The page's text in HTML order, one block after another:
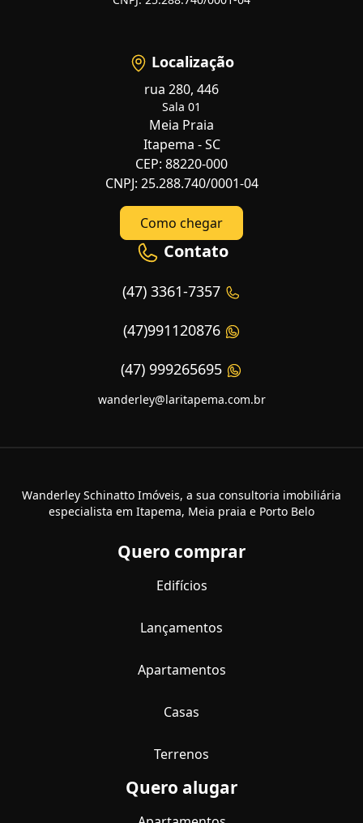
Localização
rua 280, 446
Sala 01
Meia Praia
Itapema - SC
CEP: 88220-000
CNPJ: 25.288.740/0001-04
Como chegar
Contato
(47) 3361-7357
(47)991120876
(47) 999265695
wanderley@laritapema.com.br
Wanderley Schinatto Imóveis, a sua consultoria imobiliária
especialista em Itapema, Meia praia e Porto Belo
Quero comprar
Edifícios
Lançamentos
Apartamentos
Casas
Terrenos
Quero alugar